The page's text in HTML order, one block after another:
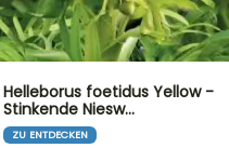
Helleborus foetidus Yellow -
Stinkende Niesw…
ZU ENTDECKEN